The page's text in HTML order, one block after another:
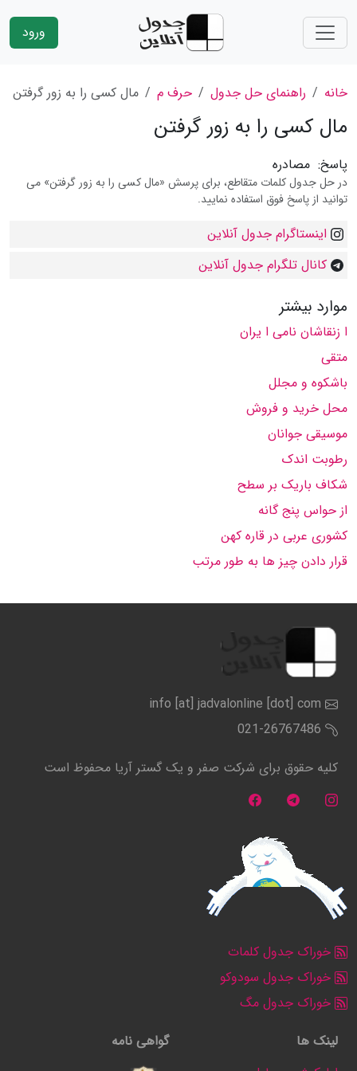
ورود
خانه راهنمای حل جدول حرف م مال كسی را به زور گرفتن
مال كسی را به زور گرفتن
پاسخ: مصادره
در حل جدول کلمات متقاطع، برای پرسش «مال كسی را به زور گرفتن» می
توانید از پاسخ فوق استفاده نمایید.
اینستاگرام جدول آنلاین
کانال تلگرام جدول آنلاین
موارد بیشتر
ا زنقاشان نامی ا یران
متقی
باشکوه و مجلل
محل خرید و فروش
موسیقی جوانان
رطوبت اندک
شکاف باریک بر سطح
از حواس پنج گانه
کشوری عربی در قاره کهن
قرار دادن چیز ها به طور مرتب
info [at] jadvalonline [dot] com
021-26767486
کلیه حقوق برای شرکت صفر و یک گستر آریا محفوظ است
خوراک جدول کلمات
خوراک جدول سودوکو
خوراک جدول مگ
لینک ها
گواهی نامه